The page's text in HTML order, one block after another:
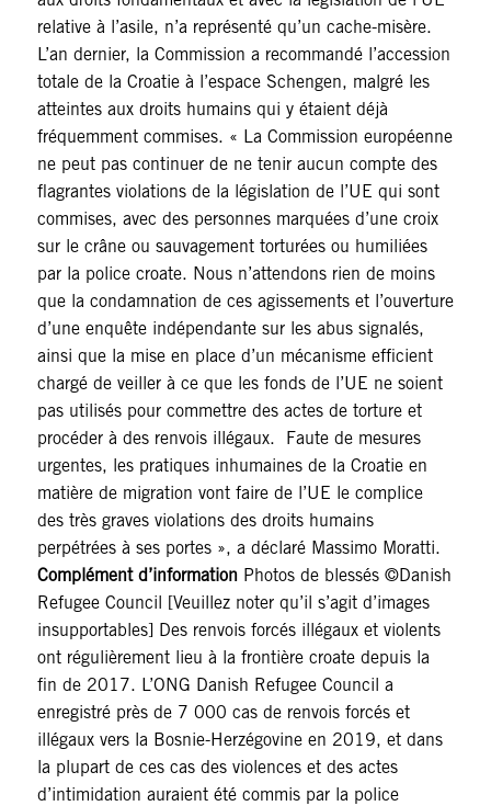
relative à l’asile, n’a représenté qu’un cache-misère.
L’an dernier, la Commission a recommandé l’accession
totale de la Croatie à l’espace Schengen, malgré les
atteintes aux droits humains qui y étaient déjà
fréquemment commises. « La Commission européenne
ne peut pas continuer de ne tenir aucun compte des
flagrantes violations de la législation de l’UE qui sont
commises, avec des personnes marquées d’une croix
sur le crâne ou sauvagement torturées ou humiliées
par la police croate. Nous n’attendons rien de moins
que la condamnation de ces agissements et l’ouverture
d’une enquête indépendante sur les abus signalés,
ainsi que la mise en place d’un mécanisme efficient
chargé de veiller à ce que les fonds de l’UE ne soient
pas utilisés pour commettre des actes de torture et
procéder à des renvois illégaux. Faute de mesures
urgentes, les pratiques inhumaines de la Croatie en
matière de migration vont faire de l’UE le complice
des très graves violations des droits humains
perpétrées à ses portes », a déclaré Massimo Moratti.
Complément d’informationPhotos de blessés ©Danish
Refugee Council [Veuillez noter qu’il s’agit d’images
insupportables] Des renvois forcés illégaux et violents
ont régulièrement lieu à la frontière croate depuis la
fin de 2017. L’ONG Danish Refugee Council a
enregistré près de 7 000 cas de renvois forcés et
illégaux vers la Bosnie-Herzégovine en 2019, et dans
la plupart de ces cas des violences et des actes
d’intimidation auraient été commis par la police